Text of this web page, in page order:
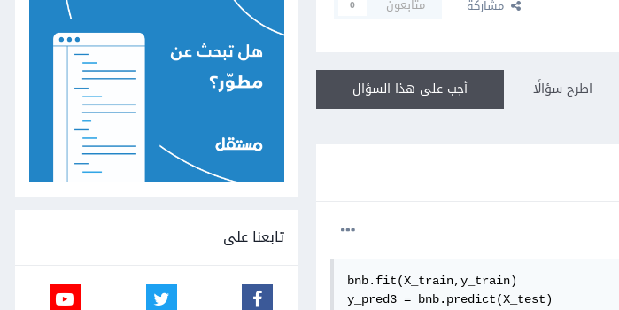
مشاركة متابعون 0
أجب على هذا السؤال اطرح سؤالًا
bnb.fit(X_train,y_train)
y_pred3 = bnb.predict(X_test)
تابعنا على